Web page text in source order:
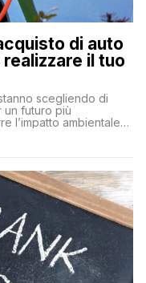
di auto
il tuo
scegliendo di
futuro più
l’impatto ambientale,
come minori costi